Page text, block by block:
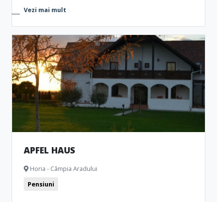
Vezi mai mult
APFEL HAUS
Horia - Câmpia Aradului
Pensiuni